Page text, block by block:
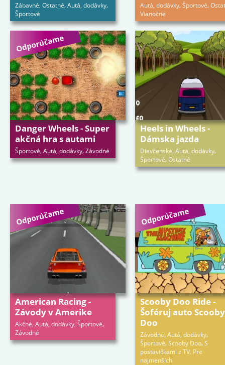
Zábavné,Ostatné,Autá, dodávky,
Športové
Autá, dodávky,Športové,
Vianočné
Danger Wheels - Super
akčná hra s autami
Športové,Autá, dodávky,Závodné
Heels in Wheels -
Dámska jazda
Dievčenské,Autá, dodávky,
Športové,Ostatné
American Racing -
Závody v Amerike
Akčné,Autá, dodávky,Športové,
Závodné
Scooby Doo Ride -
Šoféruj auto Scooby
Doo
Závodné,Autá, dodávky,
Športové,Scooby Doo,S
postavičkami z TV, Pre
najmenších